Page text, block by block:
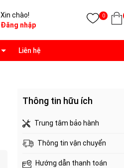
Xin chào!
Đăng nhập
0
Liên hệ
Thông tin hữu ích
Trung tâm bảo hành
Thông tin vận chuyển
Hướng dẫn thanh toán